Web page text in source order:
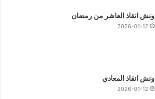
ونش انقاذ العاشر من رمضان
2026-01-12
ونش انقاذ المعادي
2026-01-12